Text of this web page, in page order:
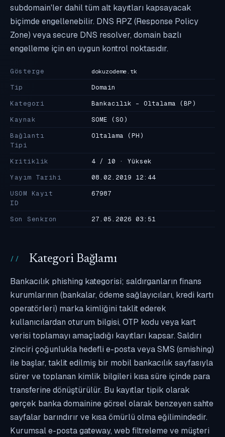
subdomain'ler dahil tüm alt kayıtları kapsayacak
biçimde engellenebilir. DNS RPZ (Response Policy
Zone) veya secure DNS resolver, domain bazlı
engelleme için en uygun kontrol noktasıdır.
Gösterge dokuzodeme.tk
Tip
Domain
Kategori
Bankacılık - Oltalama (BP)
Kaynak
SOME (SO)
Bağlantı
Tipi
Oltalama (PH)
Kritiklik
4 / 10 · Yüksek
Yayım Tarihi
08.02.2019 12:44
USOM Kayıt
ID
67987
Son Senkron 27.05.2026 03:51
Kategori Bağlamı
Bankacılık phishing kategorisi; saldırganların finans
kurumlarının (bankalar, ödeme sağlayıcıları, kredi kartı
operatörleri) marka kimliğini taklit ederek
kullanıcılardan oturum bilgisi, OTP kodu veya kart
verisi toplamayı amaçladığı kayıtları kapsar. Saldırı
zinciri çoğunlukla hedefli e-posta veya SMS (smishing)
ile başlar, taklit edilmiş bir mobil bankacılık sayfasıyla
sürer ve toplanan kimlik bilgileri kısa süre içinde para
transferine dönüştürülür. Bu kayıtlar tipik olarak
gerçek banka domainine görsel olarak benzeyen sahte
sayfalar barındırır ve kısa ömürlü olma eğilimindedir.
Kurumsal e-posta gateway, web filtreleme ve müşteri